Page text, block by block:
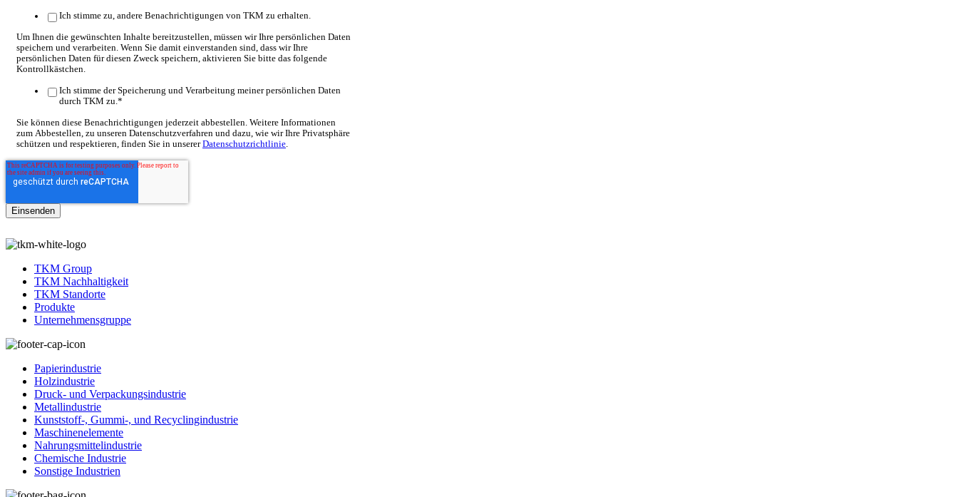
Ich stimme zu, andere Benachrichtigungen von TKM zu erhalten.
Um Ihnen die gewünschten Inhalte bereitzustellen, müssen wir Ihre persönlichen Daten
speichern und verarbeiten. Wenn Sie damit einverstanden sind, dass wir Ihre
persönlichen Daten für diesen Zweck speichern, aktivieren Sie bitte das folgende
Kontrollkästchen.
Ich stimme der Speicherung und Verarbeitung meiner persönlichen Daten
durch TKM zu. *
Sie können diese Benachrichtigungen jederzeit abbestellen. Weitere Informationen
zum Abbestellen, zu unseren Datenschutzverfahren und dazu, wie wir Ihre Privatsphäre
schützen und respektieren, finden Sie in unsererDatenschutzrichtlinie
TKM Group
TKM Nachhaltigkeit
TKM Standorte
Produkte
Unternehmensgruppe
Papierindustrie
Holzindustrie
Druck- und Verpackungsindustrie
Metallindustrie
Kunststoff-, Gummi-, und Recyclingindustrie
Maschinenelemente
Nahrungsmittelindustrie
Chemische Industrie
Sonstige Industrien